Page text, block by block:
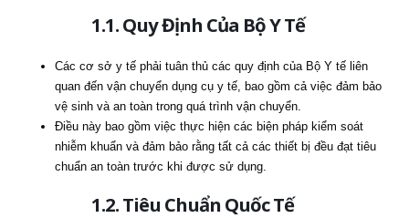
1.1. Quy Định Của Bộ Y Tế
Các cơ sở y tế phải tuân thủ các quy định của Bộ Y tế liên
quan đến vận chuyển dụng cụ y tế, bao gồm cả việc đảm bảo
vệ sinh và an toàn trong quá trình vận chuyển.
Điều này bao gồm việc thực hiện các biện pháp kiểm soát
nhiễm khuẩn và đảm bảo rằng tất cả các thiết bị đều đạt tiêu
chuẩn an toàn trước khi được sử dụng.
1.2. Tiêu Chuẩn Quốc Tế